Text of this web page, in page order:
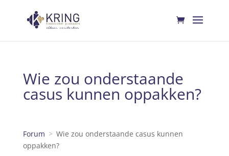
Wie zou onderstaande
casus kunnen oppakken?
Forum
Wie zou onderstaande casus kunnen
oppakken?